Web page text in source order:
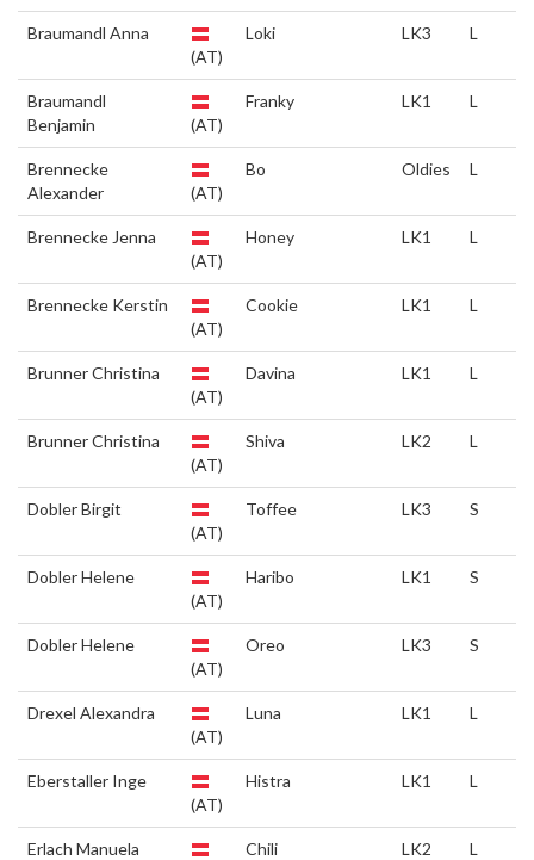
Braumandl Anna
(AT)
Loki LK3 L
Braumandl
Benjamin
(AT)
Franky LK1 L
Brennecke
Alexander
(AT)
Bo Oldies L
Brennecke Jenna
(AT)
Honey LK1 L
Brennecke Kerstin
(AT)
Cookie LK1 L
Brunner Christina
(AT)
Davina LK1 L
Brunner Christina
(AT)
Shiva LK2 L
Dobler Birgit
(AT)
Toffee LK3 S
Dobler Helene
(AT)
Haribo LK1 S
Dobler Helene
(AT)
Oreo LK3 S
Drexel Alexandra
(AT)
Luna LK1 L
Eberstaller Inge
(AT)
Histra LK1 L
Erlach Manuela
Chili LK2 L